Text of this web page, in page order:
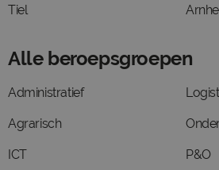
Tiel
Alle beroepsgroepen
Administratief
Agrarisch
ICT P&O